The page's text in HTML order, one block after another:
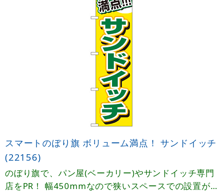
スマートのぼり旗 ボリューム満点！ サンドイッチ
(22156)
のぼり旗で、パン屋(ベーカリー)やサンドイッチ専門
店をPR！ 幅450mmなので狭いスペースでの設置が